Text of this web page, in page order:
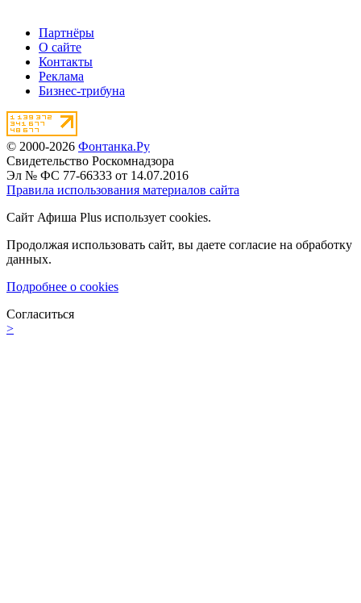
Партнёры
О сайте
Контакты
Реклама
Бизнес-трибуна
© 2000-2026 Фонтанка.Ру
Свидетельство Роскомнадзора
Эл № ФС 77-66333 от 14.07.2016
Правила использования материалов сайта
Сайт Афиша Plus использует cookies.
Продолжая использовать сайт, вы даете согласие на обработку
данных.
Подробнее о cookies
Согласиться
>